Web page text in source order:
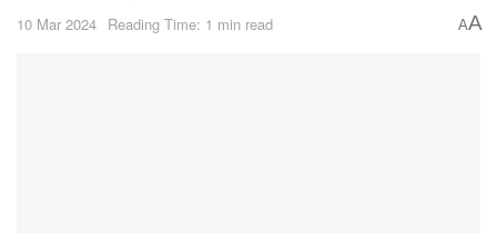
10 Mar 2024 Reading Time: 1 min read AA